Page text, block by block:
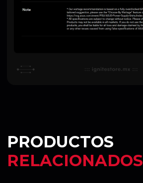
PRODUCTOS
RELACIONADOS